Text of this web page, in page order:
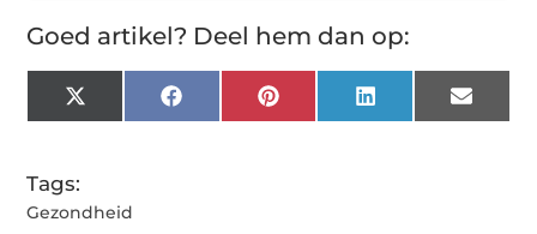
Goed artikel? Deel hem dan op:
X
(Twitter)
FacebookPinterest LinkedIn Email
Tags:
Gezondheid